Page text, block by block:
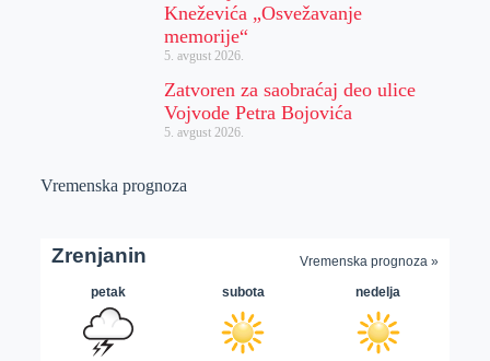
Kneževića „Osvežavanje
memorije“
5. avgust 2026.
Zatvoren za saobraćaj deo ulice
Vojvode Petra Bojovića
5. avgust 2026.
Vremenska prognoza